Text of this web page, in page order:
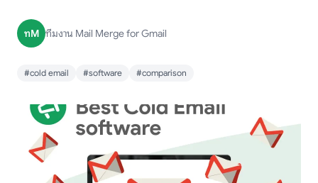
ทM ทีมงาน Mail Merge for Gmail
#cold email #software #comparison